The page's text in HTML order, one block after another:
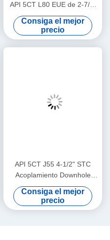
API 5CT L80 EUE de 2-7/8"
para extracción de petróleo
y gas, tubería de acero sin
costura, adoptado para
conexión de tubería de
Consiga el mejor
precio
API 5CT J55 4-1/2" STC
Acoplamiento Downhole
Herramienta de perforación
para proyectos de desarrollo
de petróleo y gas en tierra,
Consiga el mejor
precio